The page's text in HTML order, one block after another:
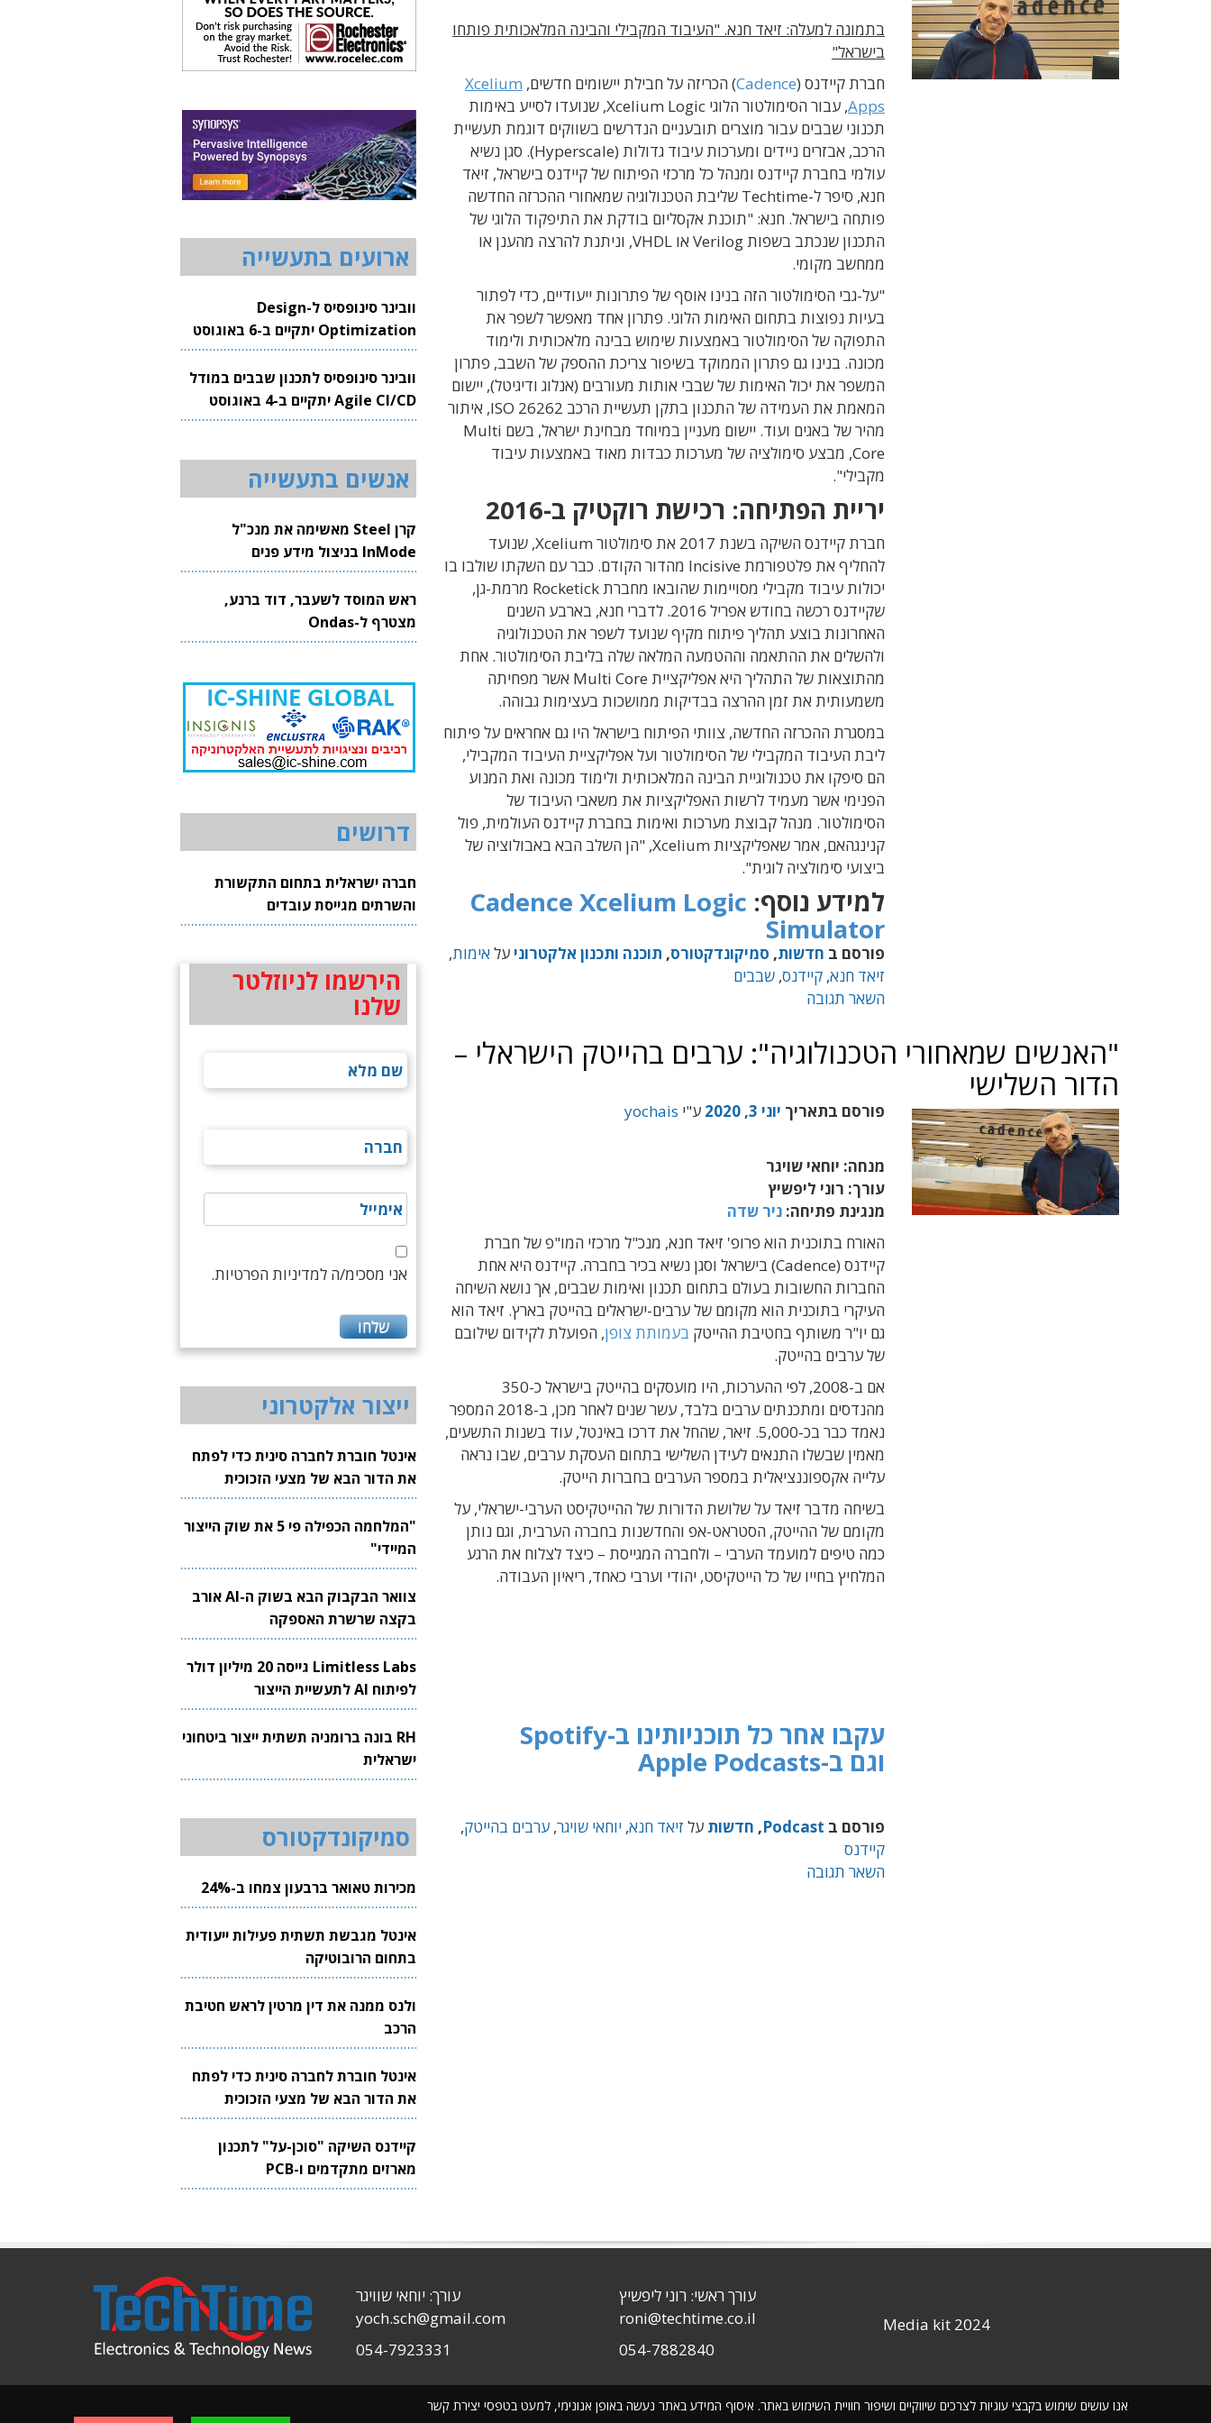
בתמונה למעלה: זיאד חנא. "העיבוד המקבילי והבינה המלאכותית פותחו
בישראל"
חברת קיידנס (Cadence) הכריזה על חבילת יישומים חדשים, Xcelium
Apps
, עבור הסימולטור הלוגי Xcelium Logic, שנועדו לסייע באימות
תכנוני שבבים עבור מוצרים תובעניים הנדרשים בשווקים דוגמת תעשיית
הרכב, אבזרים ניידים ומערכות עיבוד גדולות (Hyperscale). סגן נשיא
עולמי בחברת קיידנס ומנהל כל מרכזי הפיתוח של קיידנס בישראל, זיאד
חנא, סיפר ל-Techtime שליבת הטכנולוגיה שמאחורי ההכרזה החדשה
פותחה בישראל. חנא: "תוכנת אקסליום בודקת את התיפקוד הלוגי של
התכנון שנכתב בשפות Verilog או VHDL, וניתנת להרצה מהענן או
ממחשב מקומי.
"על-גבי הסימולטור הזה בנינו אוסף של פתרונות ייעודיים, כדי לפתור
בעיות נפוצות בתחום האימות הלוגי. פתרון אחד מאפשר לשפר את
התפוקה של הסימולטור באמצעות שימוש בבינה מלאכותית ולימוד
מכונה. בנינו גם פתרון הממוקד בשיפור צריכת ההספק של השבב, פתרון
המשפר את יכול האימות של שבבי אותות מעורבים (אנלוג ודיגיטל), יישום
המאמת את העמידה של התכנון בתקן תעשיית הרכב ISO 26262, איתור
מהיר של באגים ועוד. יישום מעניין במיוחד מבחינת ישראל, בשם Multi
Core, מבצע סימולציה של מערכות כבדות מאוד באמצעות עיבוד
מקבילי".
יריית הפתיחה: רכישת רוקטיק ב-2016
חברת קיידנס השיקה בשנת 2017 את סימולטור Xcelium, שנועד
להחליף את פלטפורמת Incisive מהדור הקודם. כבר עם השקתו שולבו בו
יכולות עיבוד מקבילי מסויימות שהובאו מחברת Rocketick מרמת-גן,
שקיידנס רכשה בחודש אפריל 2016. לדברי חנא, בארבע השנים
האחרונות בוצע תהליך פיתוח מקיף שנועד לשפר את הטכנולוגיה
ולהשלים את ההתאמה וההטמעה המלאה שלה בליבת הסימולטור. אחת
מהתוצאות של התהליך היא אפליקציית Multi Core אשר מפחיתה
משמעותית את זמן ההרצה בבדיקות ממושכות בעצימות גבוהה.
במסגרת ההכרזה החדשה, צוותי הפיתוח בישראל היו גם אחראים על פיתוח
ליבת העיבוד המקבילי של הסימולטור ועל אפליקציית העיבוד המקבילי,
הם סיפקו את טכנולוגיית הבינה המלאכותית ולימוד מכונה ואת המנוע
הפנימי אשר מעמיד לרשות האפליקציות את משאבי העיבוד של
הסימולטור. מנהל קבוצת מערכות ואימות בחברת קיידנס העולמית, פול
קנינגהאם, אמר שאפליקציות Xcelium, "הן השלב הבא באבולוציה של
ביצועי סימולציה לוגית".
למידע נוסף: Cadence Xcelium Logic
Simulator
פורסם ב חדשות, סמיקונדקטורס, תוכנה ותכנון אלקטרוני עלאימות,
זיאד חנא, קיידנס, שבבים
השאר תגובה
"האנשים שמאחורי הטכנולוגיה": ערבים בהייטק הישראלי –
הדור השלישי
פורסם בתאריך יוני 3, 2020 ע"י yochais
מנחה: יוחאי שויגר
עורך: רוני ליפשיץ
מנגינת פתיחה: ניר שדה
האורח בתוכנית הוא פרופ' זיאד חנא, מנכ"ל מרכזי המו"פ של חברת
קיידנס (Cadence) בישראל וסגן נשיא בכיר בחברה. קיידנס היא אחת
החברות החשובות בעולם בתחום תכנון ואימות שבבים, אך נושא השיחה
העיקרי בתוכנית הוא מקומם של ערבים-ישראלים בהייטק בארץ. זיאד הוא
גם יו"ר משותף בחטיבת ההייטק בעמותת צופן, הפועלת לקידום שילובם
של ערבים בהייטק.
אם ב-2008, לפי ההערכות, היו מועסקים בהייטק בישראל כ-350
מהנדסים ומתכנתים ערבים בלבד, עשר שנים לאחר מכן, ב-2018 המספר
נאמד כבר בכ-5,000. זיאר, שהחל את דרכו באינטל, עוד בשנות התשעים,
מאמין שבשלו התנאים לעידן השלישי בתחום העסקת ערבים, שבו נראה
עלייה אקספוננציאלית במספר הערבים בחברות הייטק.
בשיחה מדבר זיאד על שלושת הדורות של ההייטקיסט הערבי-ישראלי, על
מקומם של ההייטק, הסטראט-אפ והחדשנות בחברה הערבית, וגם נותן
כמה טיפים למועמד הערבי – ולחברה המגייסת – כיצד לצלוח את הרגע
המלחיץ בחייו של כל הייטקיסט, יהודי וערבי כאחד, ריאיון העבודה.
עקבו אחר כל תוכניותינו ב-Spotify
וגם ב-Apple Podcasts
פורסם ב Podcast
, חדשות על זיאד חנא, יוחאי שויגר, ערבים בהייטק,
קיידנס
השאר תגובה
ארועים בתעשייה
וובינר סינופסיס ל-Design
Optimization יתקיים ב-6 באוגוסט
2026
וובינר סינופסיס לתכנון שבבים במודל
Agile CI/CD יתקיים ב-4 באוגוסט
2026
אנשים בתעשייה
קרן Steel מאשימה את מנכ"ל
InMode בניצול מידע פנים
ראש המוסד לשעבר, דוד ברנע,
מצטרף ל-Ondas
דרושים
חברה ישראלית בתחום התקשורת
והשרתים מגייסת עובדים
הירשמו לניוזלטר
שלנו
אני מסכימ/ה למדיניות הפרטיות.
ייצור אלקטרוני
אינטל חוברת לחברה סינית כדי לפתח
את הדור הבא של מצעי הזכוכית
לשבבים
"המלחמה הכפילה פי 5 את שוק הייצור
המיידי"
צוואר הבקבוק הבא בשוק ה-AI אורב
בקצה שרשרת האספקה
Limitless Labs גייסה 20 מיליון דולר
לפיתוח AI לתעשיית הייצור
RH בונה ברומניה תשתית ייצור ביטחוני
ישראלית
סמיקונדקטורס
מכירות טאואר ברבעון צמחו ב-24%
אינטל מגבשת תשתית פעילות ייעודית
בתחום הרובוטיקה
ולנס ממנה את דין מרטין לראש חטיבת
הרכב
אינטל חוברת לחברה סינית כדי לפתח
את הדור הבא של מצעי הזכוכית
לשבבים
קיידנס השיקה "סוכן-על" לתכנון
מארזים מתקדמים ו-PCB
אנו עושים שימוש בקבצי עוגיות לצרכים שיווקיים ושיפור חוויית השימוש באתר. איסוף המידע באתר נעשה באופן אנונימי, למעט בטפסי יצירת קשר
Media kit 2024
עורך ראשי: רוני ליפשיץ
roni@techtime.co.il
054-7882840
עורך: יוחאי שוויגר
yoch.sch@gmail.com
054-7923331